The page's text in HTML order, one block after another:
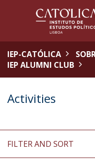
IEP-CATÓLICA
IEP ALUMNI CLUB
Activities
FILTER AND SORT